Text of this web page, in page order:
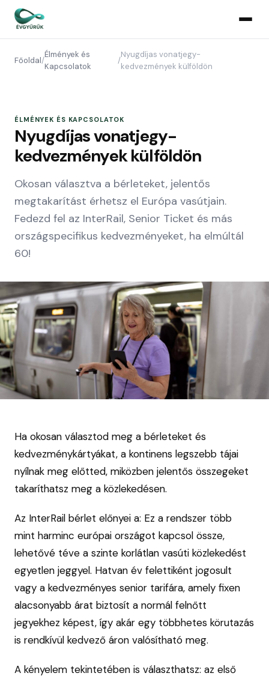
Főoldal/
Élmények és
Kapcsolatok
/
Nyugdíjas vonatjegy-
kedvezmények külföldön
ÉLMÉNYEK ÉS KAPCSOLATOK
Nyugdíjas vonatjegy-
kedvezmények külföldön
Okosan választva a bérleteket, jelentős
megtakarítást érhetsz el Európa vasútjain.
Fedezd fel az InterRail, Senior Ticket és más
országspecifikus kedvezményeket, ha elmúltál
60!
Ha okosan választod meg a bérleteket és
kedvezménykártyákat, a kontinens legszebb tájai
nyílnak meg előtted, miközben jelentős összegeket
takaríthatsz meg a közlekedésen.
Az InterRail bérlet előnyei a: Ez a rendszer több
mint harminc európai országot kapcsol össze,
lehetővé téve a szinte korlátlan vasúti közlekedést
egyetlen jeggyel. Hatvan év felettiként jogosult
vagy a kedvezményes senior tarifára, amely fixen
alacsonyabb árat biztosít a normál felnőtt
jegyekhez képest, így akár egy többhetes körutazás
is rendkívül kedvező áron valósítható meg.
A kényelem tekintetében is választhatsz: az első